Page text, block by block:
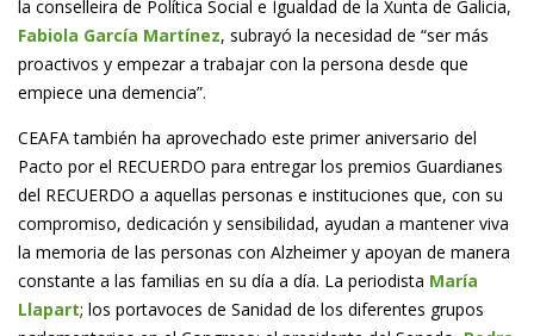
la conselleira de Política Social e Igualdad de la Xunta de Galicia,
Fabiola García Martínez, subrayó la necesidad de “ser más
proactivos y empezar a trabajar con la persona desde que
empiece una demencia”.
CEAFA también ha aprovechado este primer aniversario del
Pacto por el RECUERDO para entregar los premios Guardianes
del RECUERDO a aquellas personas e instituciones que, con su
compromiso, dedicación y sensibilidad, ayudan a mantener viva
la memoria de las personas con Alzheimer y apoyan de manera
constante a las familias en su día a día. La periodista María
Llapart; los portavoces de Sanidad de los diferentes grupos